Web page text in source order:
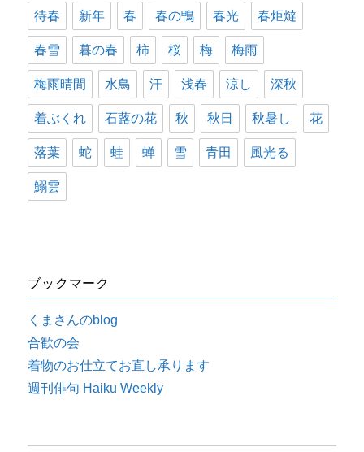
待春 新年 春 春の鴨 春光 春炬燵
春雪 暮の春 柿 桜 梅 梅雨
梅雨晴間 水鳥 汗 浅春 涼し 深秋
着ぶくれ 石蕗の花 秋 秋日 秋暑し 花
落葉 蛇 蛙 蝉 雪 青田 風光る
鰯雲
ブックマーク
くまさんのblog
合歓の会
着物のお仕立てお直し承ります
週刊俳句 Haiku Weekly